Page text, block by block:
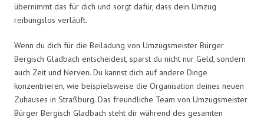
übernimmt das für dich und sorgt dafür, dass dein Umzug
reibungslos verläuft.
Wenn du dich für die Beiladung von Umzugsmeister Bürger
Bergisch Gladbach entscheidest, sparst du nicht nur Geld, sondern
auch Zeit und Nerven. Du kannst dich auf andere Dinge
konzentrieren, wie beispielsweise die Organisation deines neuen
Zuhauses in Straßburg. Das freundliche Team von Umzugsmeister
Bürger Bergisch Gladbach steht dir während des gesamten